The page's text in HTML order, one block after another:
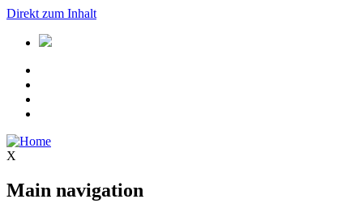
Direkt zum Inhalt
X
Main navigation